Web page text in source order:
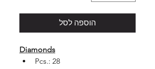
הוספה לסל
Diamonds
Pcs.: 28